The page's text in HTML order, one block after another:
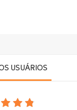
USUÁRIOS